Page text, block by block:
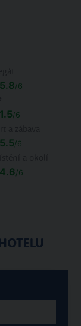
5.8/6
1.5/6
5.5/6
4.6/6